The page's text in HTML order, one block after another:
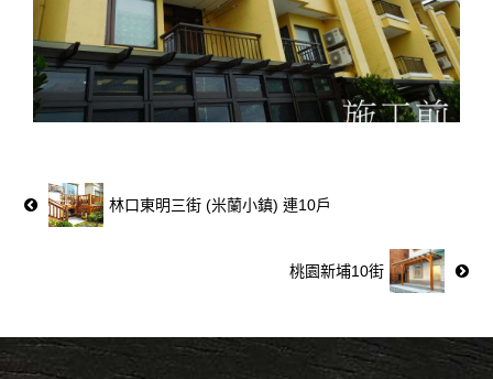
林口東明三街 (米蘭小鎮) 連10戶
桃園新埔10街